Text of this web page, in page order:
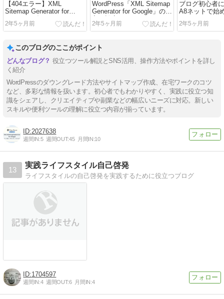
【404エラー】XML
Sitemap Generator for
Googleをダウングレードす
る方法
2年5ヶ月前
WordPress「XML Sitemap
Generator for Google」の導
入、設定について（エラー
対策）
2年5ヶ月前
ブログ初心者
A8ネットで始
エイト
2年5ヶ月前
このブログのここがポイント
役立つツール解説とSNS活用、操作方法やポイントを詳し
く紹介
WordPressのダウングレード方法やサイトマップ作成、在宅ワークのコツ
など、多彩な情報を扱います。初心者でもわかりやすく、実践に役立つ知
識をシェアし、クリエイティブや副業などの幅広いニーズに対応。新しい
スキルや便利ツールの理解に役立つ内容が揃っています。
2027638
週間IN:5 週間OUT:45 月間IN:10
13
実践ライフスタイル自己啓発
ライフスタイルの自己啓発を実践するために役立つブログ
1704597
週間IN:4 週間OUT:6 月間IN:4